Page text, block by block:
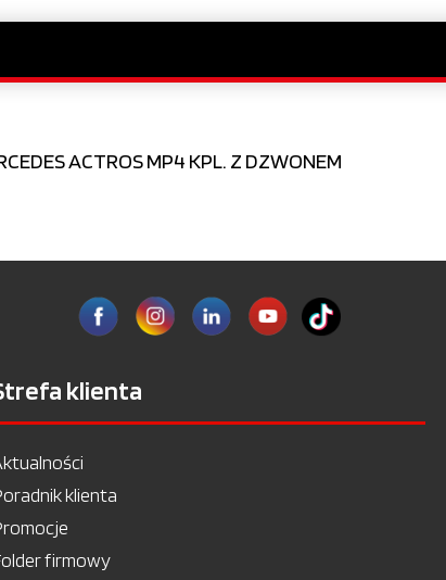
ACTROS MP4 KPL. Z DZWONEM
klienta
klienta
firmowy